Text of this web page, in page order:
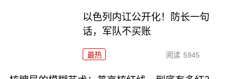
以色列内讧公开化！防长一句
话，军队不买账
最热 阅读 5945